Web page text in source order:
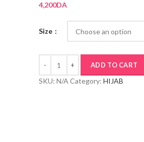
4,200DA
Size
ADD TO CART
SKU: N/ACategory: HIJAB